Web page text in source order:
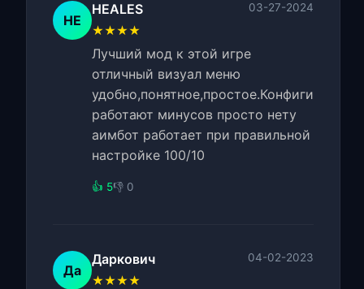
HE
HEALES 03-27-2024
★★★★
Лучший мод к этой игре
отличный визуал меню
удобно,понятное,простое.Конфиги
работают минусов просто нету
аимбот работает при правильной
настройке 100/10
👍 5👎 0
Да
Даркович 04-02-2023
★★★★